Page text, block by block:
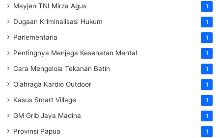
Mayjen TNI Mirza Agus 1
Dugaan Kriminalisasi Hukum 1
Parlementaria 1
Pentingnya Menjaga Kesehatan Mental 1
Cara Mengelola Tekanan Batin 1
Olahraga Kardio Outdoor 1
Kasus Smart Village 1
GM Grib Jaya Madina 1
Provinsi Papua 1